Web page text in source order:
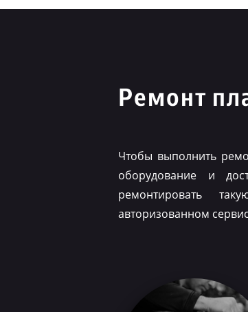
Ремонт
Чтобы выполнить
оборудование и
ремонтировать
авторизованном